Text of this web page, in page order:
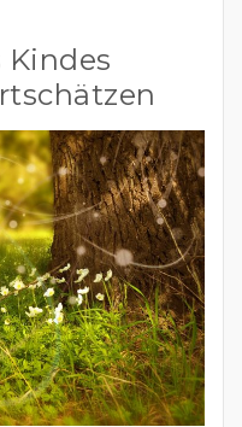
Kindes